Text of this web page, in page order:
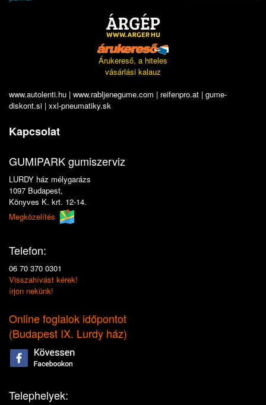
Árukereső, a hiteles
vásárlási kalauz
www.autolenti.hu | www.rabljenegume.com | reifenpro.at | gume-
diskont.si | xxl-pneumatiky.sk
Kapcsolat
GUMIPARK gumiszerviz
LURDY ház mélygarázs
1097 Budapest,
Könyves K. krt. 12-14.
Megközelítés
Telefon:
06 70 370 0301
Visszahívást kérek!
írjon nekünk!
Online foglalok időpontot
(Budapest IX. Lurdy ház)
Telephelyek: